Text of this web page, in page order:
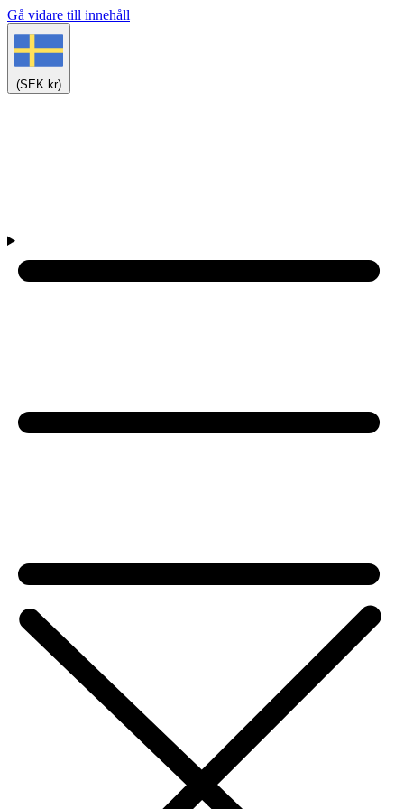
Gå vidare till innehåll
(SEK kr)